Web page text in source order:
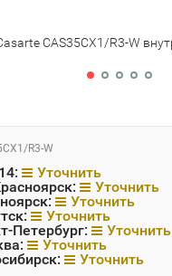
CAS35CX1/R3-W
R3-W
Уточнить
Уточнить
Уточнить
Уточнить
Петербург:
Уточнить
Уточнить
Уточнить